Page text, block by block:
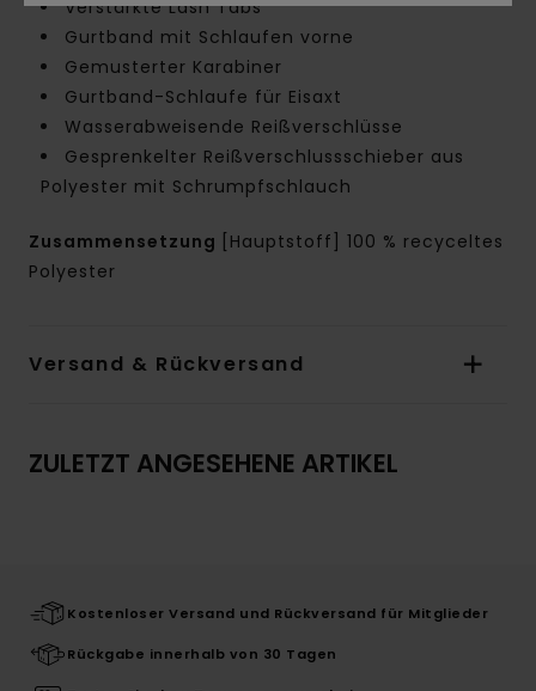
Verstärkte Lash Tabs
Gurtband mit Schlaufen vorne
Gemusterter Karabiner
Gurtband-Schlaufe für Eisaxt
Wasserabweisende Reißverschlüsse
Gesprenkelter Reißverschlussschieber aus
Polyester mit Schrumpfschlauch
Zusammensetzung
[Hauptstoff] 100 % recyceltes
Polyester
Versand & Rückversand
ZULETZT ANGESEHENE ARTIKEL
Kostenloser Versand und Rückversand für Mitglieder
Rückgabe innerhalb von 30 Tagen